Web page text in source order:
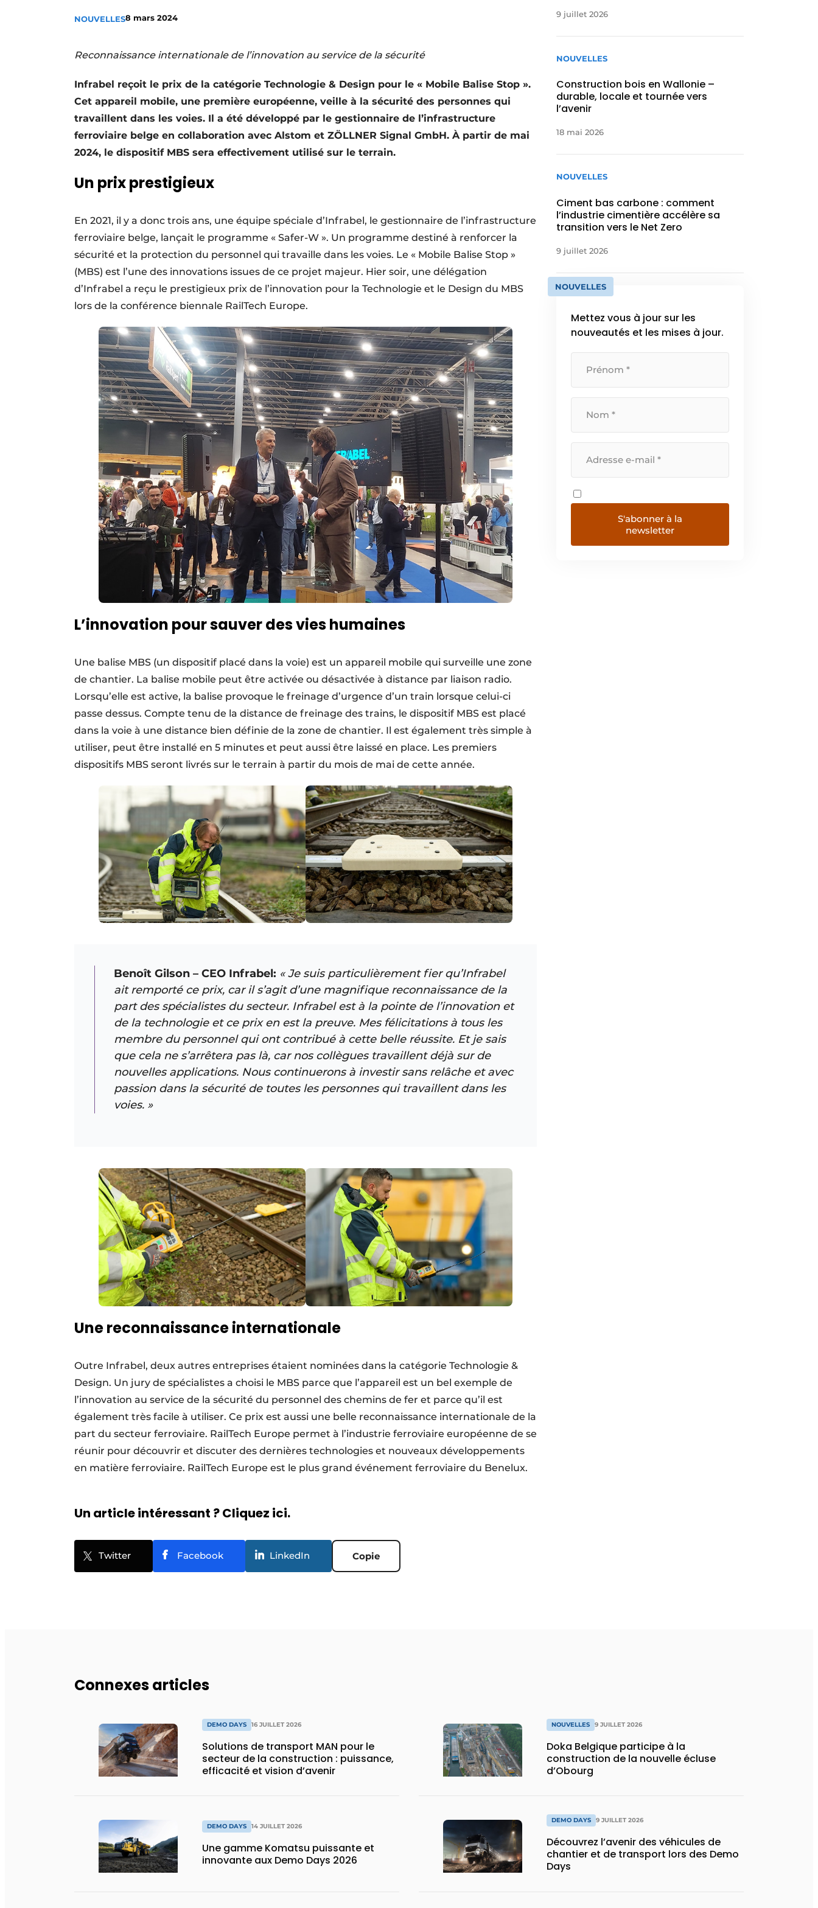
Termes et conditions
NOUVELLES8 mars 2024
Reconnaissance internationale de l’innovation au service de la sécurité
Infrabel reçoit le prix de la catégorie Technologie & Design pour le « Mobile Balise Stop ».
Cet appareil mobile, une première européenne, veille à la sécurité des personnes qui
travaillent dans les voies. Il a été développé par le gestionnaire de l’infrastructure
ferroviaire belge en collaboration avec Alstom et ZÖLLNER Signal GmbH. À partir de mai
2024, le dispositif MBS sera effectivement utilisé sur le terrain.
Un prix prestigieux
En 2021, il y a donc trois ans, une équipe spéciale d’Infrabel, le gestionnaire de l’infrastructure
ferroviaire belge, lançait le programme « Safer-W ». Un programme destiné à renforcer la
sécurité et la protection du personnel qui travaille dans les voies. Le « Mobile Balise Stop »
(MBS) est l’une des innovations issues de ce projet majeur. Hier soir, une délégation
d’Infrabel a reçu le prestigieux prix de l’innovation pour la Technologie et le Design du MBS
lors de la conférence biennale RailTech Europe.
L’innovation pour sauver des vies humaines
Une balise MBS (un dispositif placé dans la voie) est un appareil mobile qui surveille une zone
de chantier. La balise mobile peut être activée ou désactivée à distance par liaison radio.
Lorsqu’elle est active, la balise provoque le freinage d’urgence d’un train lorsque celui-ci
passe dessus. Compte tenu de la distance de freinage des trains, le dispositif MBS est placé
dans la voie à une distance bien définie de la zone de chantier. Il est également très simple à
utiliser, peut être installé en 5 minutes et peut aussi être laissé en place. Les premiers
dispositifs MBS seront livrés sur le terrain à partir du mois de mai de cette année.
Benoît Gilson – CEO Infrabel: « Je suis particulièrement fier qu’Infrabel
ait remporté ce prix, car il s’agit d’une magnifique reconnaissance de la
part des spécialistes du secteur. Infrabel est à la pointe de l’innovation et
de la technologie et ce prix en est la preuve. Mes félicitations à tous les
membre du personnel qui ont contribué à cette belle réussite. Et je sais
que cela ne s’arrêtera pas là, car nos collègues travaillent déjà sur de
nouvelles applications. Nous continuerons à investir sans relâche et avec
passion dans la sécurité de toutes les personnes qui travaillent dans les
voies. »
Une reconnaissance internationale
Outre Infrabel, deux autres entreprises étaient nominées dans la catégorie Technologie &
Design. Un jury de spécialistes a choisi le MBS parce que l’appareil est un bel exemple de
l’innovation au service de la sécurité du personnel des chemins de fer et parce qu’il est
également très facile à utiliser. Ce prix est aussi une belle reconnaissance internationale de la
part du secteur ferroviaire. RailTech Europe permet à l’industrie ferroviaire européenne de se
réunir pour découvrir et discuter des dernières technologies et nouveaux développements
en matière ferroviaire. RailTech Europe est le plus grand événement ferroviaire du Benelux.
Un article intéressant ? Cliquez ici.
Twitter Facebook LinkedIn Copie
9 juillet 2026
NOUVELLES
Construction bois en Wallonie –
durable, locale et tournée vers
l’avenir
18 mai 2026
NOUVELLES
Ciment bas carbone : comment
l’industrie cimentière accélère sa
transition vers le Net Zero
9 juillet 2026
NOUVELLES
Mettez vous à jour sur les
nouveautés et les mises à jour.
S'abonner à la
newsletter
Connexes articles
DEMO DAYS 16 JUILLET 2026
Solutions de transport MAN pour le
secteur de la construction : puissance,
efficacité et vision d’avenir
DEMO DAYS 14 JUILLET 2026
Une gamme Komatsu puissante et
innovante aux Demo Days 2026
NOUVELLES 9 JUILLET 2026
Doka Belgique participe à la
construction de la nouvelle écluse
d’Obourg
DEMO DAYS 9 JUILLET 2026
Découvrez l’avenir des véhicules de
chantier et de transport lors des Demo
Days